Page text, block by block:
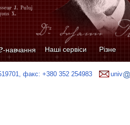
-навчання Наші сервіси Різне
факс: +380 352 254983 univ